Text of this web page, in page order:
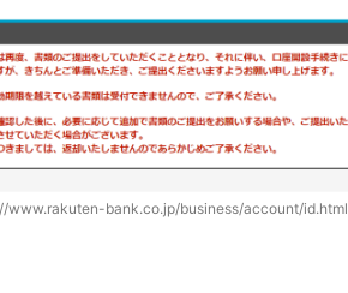
www.rakuten-bank.co.jp/business/account/id.html